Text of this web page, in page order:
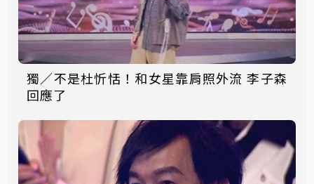
獨／不是杜忻恬！和女星靠肩照外流 李子森
回應了